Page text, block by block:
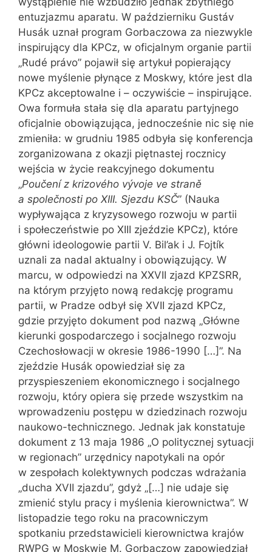
entuzjazmu aparatu. W październiku Gustáv
Husák uznał program Gorbaczowa za niezwykle
inspirujący dla KPCz, w oficjalnym organie partii
„Rudé právo” pojawił się artykuł popierający
nowe myślenie płynące z Moskwy, które jest dla
KPCz akceptowalne i – oczywiście – inspirujące.
Owa formuła stała się dla aparatu partyjnego
oficjalnie obowiązująca, jednocześnie nic się nie
zmieniła: w grudniu 1985 odbyła się konferencja
zorganizowana z okazji piętnastej rocznicy
wejścia w życie reakcyjnego dokumentu
„Poučení z krizového vývoje ve straně
a společnosti po XIII. Sjezdu KSČ” (Nauka
wypływająca z kryzysowego rozwoju w partii
i społeczeństwie po XIII zjeździe KPCz), które
główni ideologowie partii V. Bil’ak i J. Fojtík
uznali za nadal aktualny i obowiązujący. W
marcu, w odpowiedzi na XXVII zjazd KPZSRR,
na którym przyjęto nową redakcję programu
partii, w Pradze odbył się XVII zjazd KPCz,
gdzie przyjęto dokument pod nazwą „Główne
kierunki gospodarczego i socjalnego rozwoju
Czechosłowacji w okresie 1986-1990 […]”. Na
zjeździe Husák opowiedział się za
przyspieszeniem ekonomicznego i socjalnego
rozwoju, który opiera się przede wszystkim na
wprowadzeniu postępu w dziedzinach rozwoju
naukowo-technicznego. Jednak jak konstatuje
dokument z 13 maja 1986 „O politycznej sytuacji
w regionach” urzędnicy napotykali na opór
w zespołach kolektywnych podczas wdrażania
„ducha XVII zjazdu”, gdyż „[…] nie udaje się
zmienić stylu pracy i myślenia kierownictwa”. W
listopadzie tego roku na pracowniczym
spotkaniu przedstawicieli kierownictwa krajów
RWPG w Moskwie M. Gorbaczow zapowiedział